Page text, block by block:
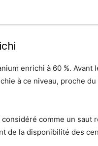
enrichi à 60 %. Avant
à ce niveau, proche du
comme un saut
de la disponibilité des